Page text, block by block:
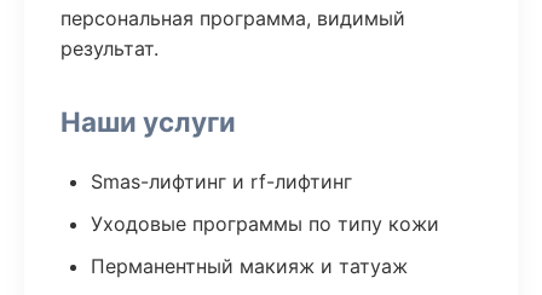
персональная программа, видимый
результат.
Наши услуги
Smas-лифтинг и rf-лифтинг
Уходовые программы по типу кожи
Перманентный макияж и татуаж